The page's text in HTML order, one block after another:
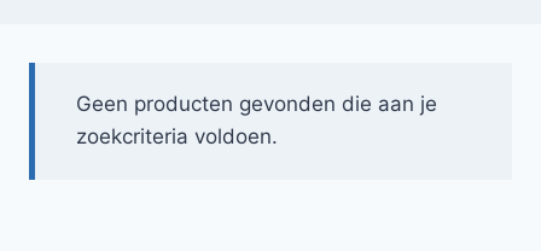
Geen producten gevonden die aan je
zoekcriteria voldoen.